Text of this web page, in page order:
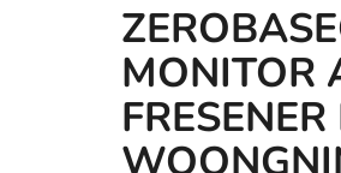
MONITOR